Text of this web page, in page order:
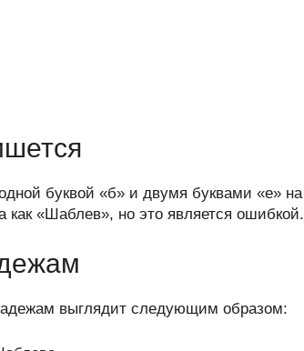
буквой «б» и двумя буквами «е» на
«Шаблев», но это является ошибкой.
выглядит следующим образом: